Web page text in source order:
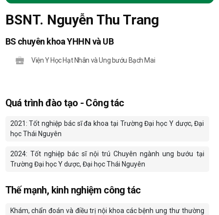
BSNT. Nguyễn Thu Trang
BS chuyên khoa YHHN và UB
Viện Y Học Hạt Nhân và Ung bướu Bạch Mai
Quá trình đào tạo - Công tác
2021: Tốt nghiệp bác sĩ đa khoa tại Trường Đại học Y dược, Đại
học Thái Nguyên
2024: Tốt nghiệp bác sĩ nội trú Chuyên ngành ung bướu tại
Trường Đại học Y dược, Đại học Thái Nguyên
Thế mạnh, kinh nghiệm công tác
Khám, chẩn đoán và điều trị nội khoa các bệnh ung thư thường